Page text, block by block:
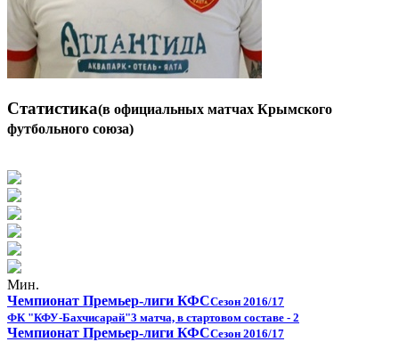
Статистика(в официальных матчах Крымского
футбольного союза)
Мин.
Чемпионат Премьер-лиги КФССезон 2016/17
ФК "КФУ-Бахчисарай"3 матча, в стартовом составе - 2
Чемпионат Премьер-лиги КФССезон 2016/17